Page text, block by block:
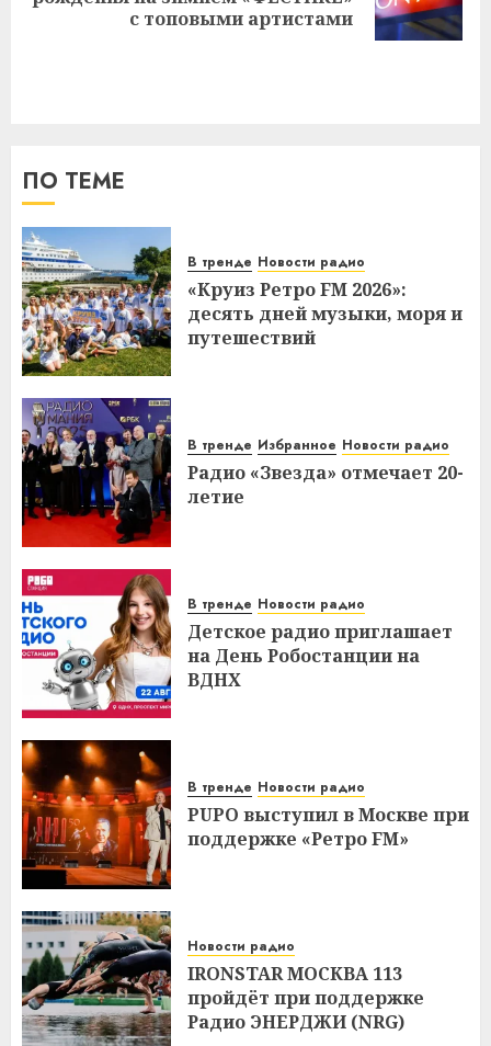
с топовыми артистами
ПО ТЕМЕ
В тренде Новости радио
«Круиз Ретро FM 2026»:
десять дней музыки, моря и
путешествий
В тренде Избранное Новости радио
Радио «Звезда» отмечает 20-
летие
В тренде Новости радио
Детское радио приглашает
на День Робостанции на
ВДНХ
В тренде Новости радио
PUPO выступил в Москве при
поддержке «Ретро FM»
Новости радио
IRONSTAR МОСКВА 113
пройдёт при поддержке
Радио ЭНЕРДЖИ (NRG)